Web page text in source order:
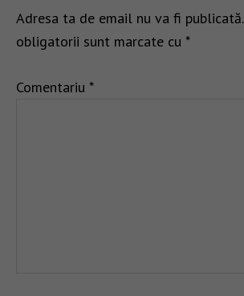
Adresa ta de email nu va fi publicată.
obligatorii sunt marcate cu *
Comentariu *